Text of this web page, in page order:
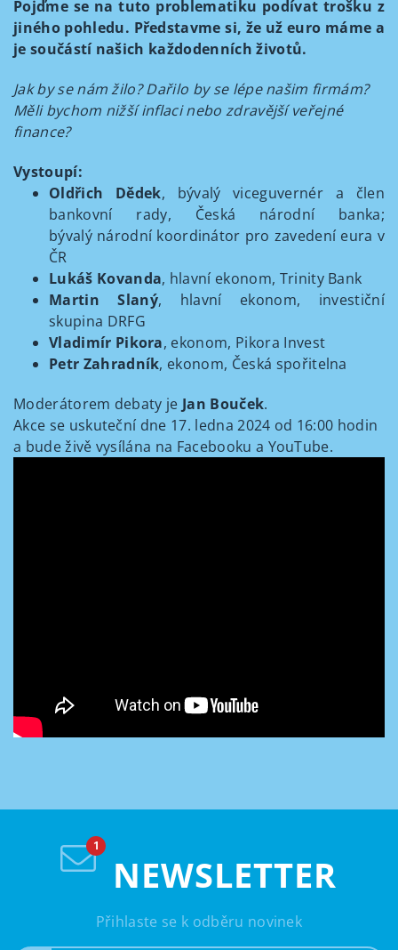
Pojďme se na tuto problematiku podívat trošku z
jiného pohledu. Představme si, že už euro máme a
je součástí našich každodenních životů.
Jak by se nám žilo? Dařilo by se lépe našim firmám?
Měli bychom nižší inflaci nebo zdravější veřejné
finance?
Vystoupí:
Oldřich Dědek, bývalý viceguvernér a člen
bankovní rady, Česká národní banka;
bývalý národní koordinátor pro zavedení eura v
ČR
Lukáš Kovanda, hlavní ekonom, Trinity Bank
Martin Slaný, hlavní ekonom, investiční
skupina DRFG
Vladimír Pikora, ekonom, Pikora Invest
Petr Zahradník, ekonom, Česká spořitelna
Moderátorem debaty je Jan Bouček.
Akce se uskuteční dne 17. ledna 2024 od 16:00 hodin
a bude živě vysílána na Facebooku a YouTube.
NEWSLETTER
Přihlaste se k odběru novinek